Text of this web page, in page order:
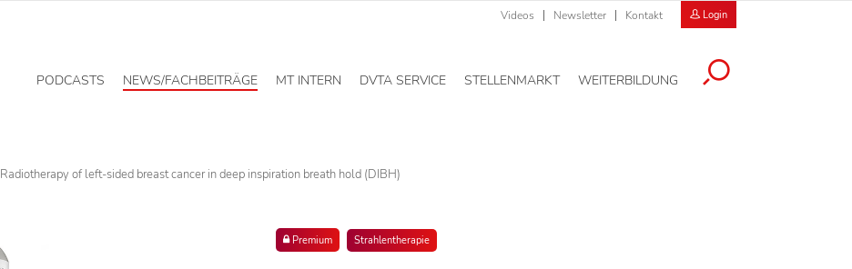
Videos Newsletter Kontakt Login
PODCASTS NEWS/FACHBEITRÄGE MT INTERN DVTA SERVICE STELLENMARKT WEITERBILDUNG
Radiotherapy of left-sided breast cancer in deep inspiration breath hold (DIBH)
Premium Strahlentherapie